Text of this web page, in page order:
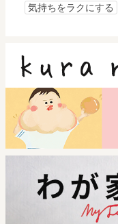
気持ちをラクにする